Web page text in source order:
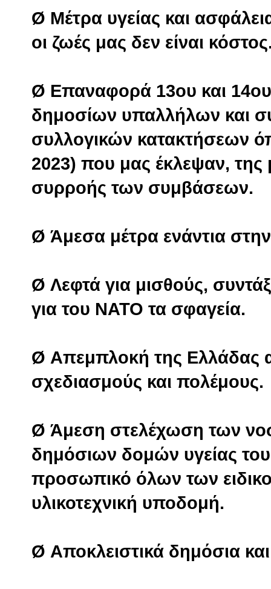
Ø Μέτρα υγείας και
οι ζωές μας δεν είναι
Ø Επαναφορά 13ου και 14ου
δημοσίων υπαλλήλων και
συλλογικών κατακτήσεων
2023) που μας έκλεψαν, της
συρροής των συμβάσεων.
Ø Άμεσα μέτρα ενάντια στην
Ø Λεφτά για μισθούς,
για του ΝΑΤΟ τα σφαγεία.
Ø Απεμπλοκή της Ελλάδας
σχεδιασμούς και πολέμους.
Ø Άμεση στελέχωση των
δημόσιων δομών υγείας
προσωπικό όλων των
υλικοτεχνική υποδομή.
Ø Αποκλειστικά δημόσια